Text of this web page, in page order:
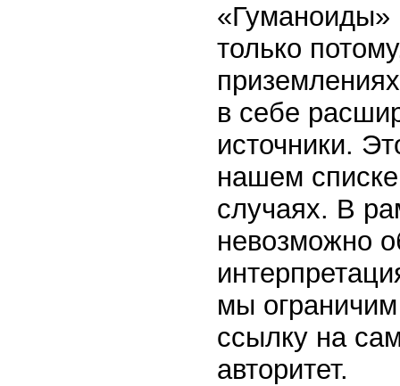
«Гуманоиды»
только
в себе
источники.
нашем
случаях. В
невозможно
мы
ссылку на
авторитет.